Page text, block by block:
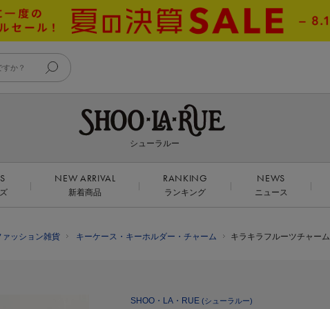
シューラルー
NEW ARRIVAL
新着商品
RANKING
ランキング
NEWS
ニュース
ァッション雑貨 キーケース・キーホルダー・チャーム キラキラフルーツチャーム
SHOO・LA・RUE (シューラルー)